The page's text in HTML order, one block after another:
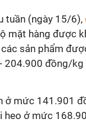
tuần (ngày 15/6),
mặt hàng được
sản phẩm
204.900 đồng/
ở mức 141.901
heo ở mức